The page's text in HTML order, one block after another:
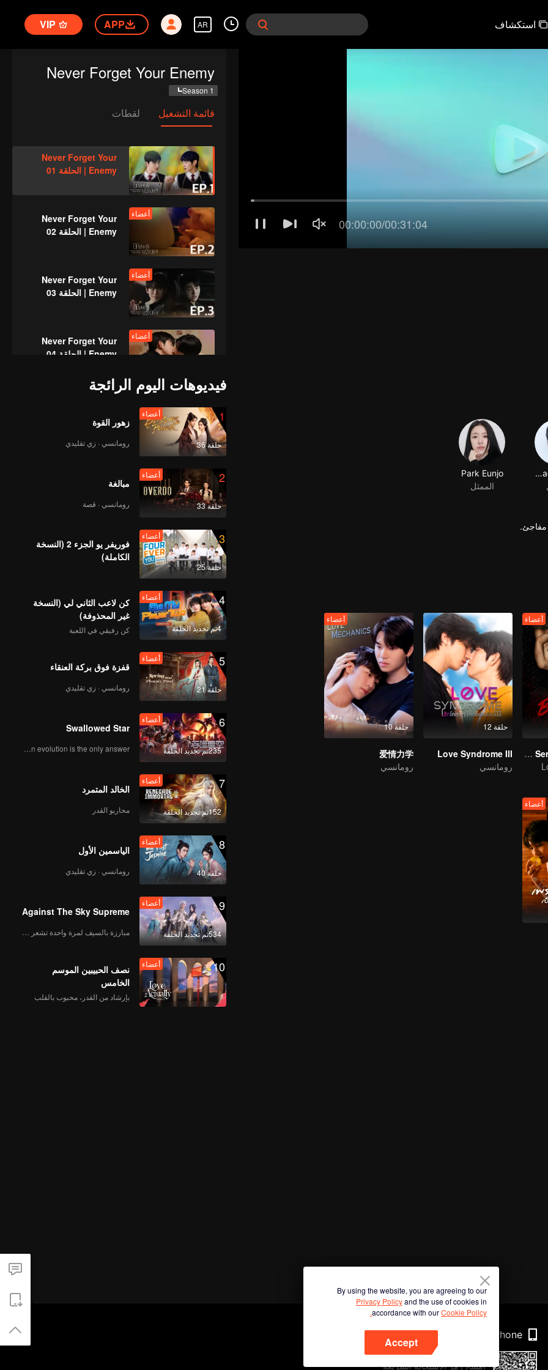
استكشاف AR
APP
VIP
Never Forget Your Enemy
Season 1
قائمة التشغيل لقطات
Never Forget Your
Enemy | الحلقة 01
أعضاء
Never Forget Your
Enemy | الحلقة 02
أعضاء
Never Forget Your
Enemy | الحلقة 03
أعضاء
Never Forget Your
Enemy | الحلقة 04
أعضاء
أعضاء
أعضاء
Enemy | الحلقة 07
أعضاء
Enemy | الحلقة 08
السابق في المدرسة، الشخص الذي لم يرغب أبدًا في التعامل معه مرة أخرى.
أعضاء
The Bangkokboy Series (Uncut Ver.)
حلقة 12
Love Syndrome III
رومانسي
حلقة 10
أعضاء
爱情力学
رومانسي
أعضاء
فيديوهات اليوم الرائجة
1
حلقة 36
أعضاء
زهور القوة
رومانسي · زي تقليدي
2
حلقة 33
أعضاء
مبالغة
رومانسي · قصة
3
حلقة 25
أعضاء
فوريفر يو الجزء 2 (النسخة
الكاملة)
4
4تم تجديد الحلقة
أعضاء
كن لاعب الثاني لي (النسخة
غير المحذوفة)
كن رفيقي في اللعبة
5
حلقة 21
أعضاء
قفزة فوق بركة العنقاء
رومانسي · زي تقليدي
6
235تم تجديد الحلقة
أعضاء
Swallowed Star
Human evolution is the only answer.
7
152تم تجديد الحلقة
أعضاء
الخالد المتمرد
محاربو القدر
8
حلقة 40
أعضاء
الياسمين الأول
رومانسي · زي تقليدي
9
534تم تجديد الحلقة
أعضاء
Against The Sky Supreme
10 أعضاء
نصف الحبيبين الموسم
الخامس
بإرشاد من القدر، محبوب بالقلب
By using the website, you are agreeing to our
Privacy Policyand the use of cookies in
accordance with ourCookie Policy.
Accept
Phone
امسح رمز الاستجابة السريعة